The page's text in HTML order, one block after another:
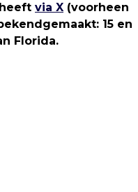
heeft via X (voorheen
15 en
Florida.